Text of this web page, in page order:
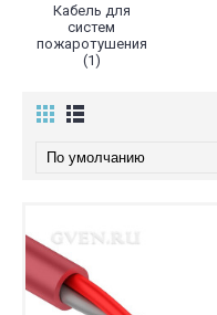
Кабель для
систем
пожаротушения
(1)